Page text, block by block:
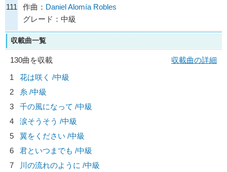
111
作曲： Daniel Alomía Robles
グレード：中級
収載曲一覧
130曲を収載
収載曲の詳細
1
花は咲く /中級
2
糸 /中級
3
千の風になって /中級
4
涙そうそう /中級
5
翼をください /中級
6
君といつまでも /中級
7
川の流れのように /中級